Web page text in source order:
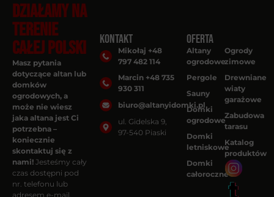
DZIAŁAMY NA
TERENIE
CAŁEJ POLSKI
Masz pytania
dotyczące altan lub
domków
ogrodowych, a
może nie wiesz
jaka altana jest Ci
potrzebna –
koniecznie
skontaktuj się z
nami! Jesteśmy cały
czas dostępni pod
nr. telefonu lub
adresem e-mail.
Kontakt
Mikołaj +48
797 482 114
Marcin +48 735
930 311
biuro@altanyidomki.pl
ul. Gidelska 9,
97-540 Piaski
Oferta
Altany
ogrodowe
Pergole
Sauny
Domki
ogrodowe
Domki
letniskowe
Domki
całoroczne
Ogrody
zimowe
Drewniane
wiaty
garażowe
Zabudowa
tarasu
Katalog
produktów